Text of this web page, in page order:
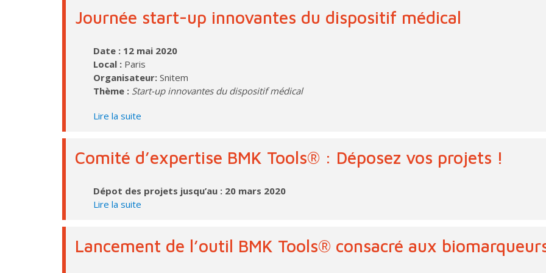
Journée start-up innovantes du dispositif médical
Date : 12 mai 2020
Local : Paris
Organisateur: Snitem
Thème : Start-up innovantes du dispositif médical
Lire la suite
Comité d’expertise BMK Tools® : Déposez vos projets !
Dépot des projets jusqu’au : 20 mars 2020
Lire la suite
Lancement de l’outil BMK Tools® consacré aux